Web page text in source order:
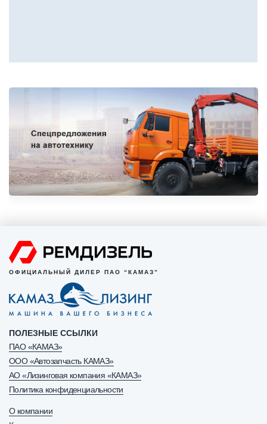
ОФИЦИАЛЬНЫЙ ДИЛЕР ПАО “КАМАЗ”
ПОЛЕЗНЫЕ ССЫЛКИ
ПАО «КАМАЗ»
ООО «Автозапчасть КАМАЗ»
АО «Лизинговая компания «КАМАЗ»
Политика конфиденциальности
О компании